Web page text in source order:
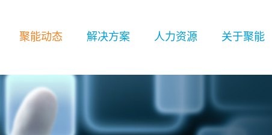
聚能动态 解决方案 人力资源 关于聚能